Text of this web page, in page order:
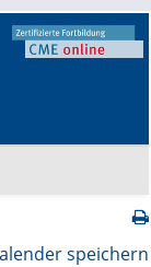
speichern